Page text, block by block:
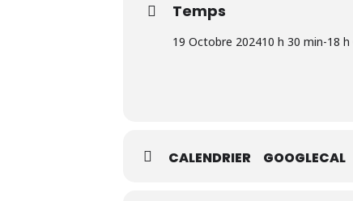
Temps
19 Octobre 202410 h 30 min-18
CALENDRIER GOOGLECAL